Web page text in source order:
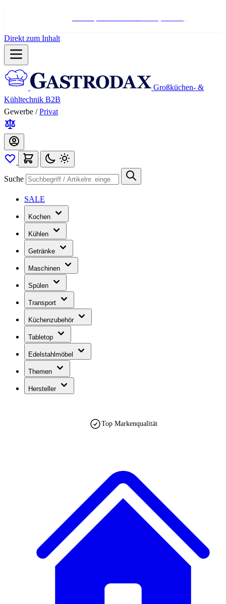
Direkt zum Inhalt
Großküchen- &
Kühltechnik B2B
Gewerbe / Privat
Suche
SALE
Kochen
Kühlen
Getränke
Maschinen
Spülen
Transport
Küchenzubehör
Tabletop
Edelstahlmöbel
Themen
Hersteller
Top Markenqualität